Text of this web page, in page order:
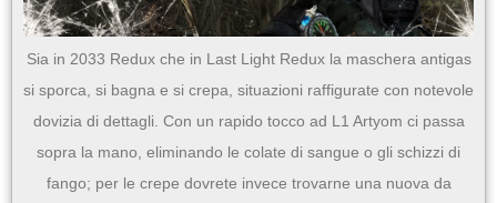
Sia in 2033 Redux che in Last Light Redux la maschera antigas
si sporca, si bagna e si crepa, situazioni raffigurate con notevole
dovizia di dettagli. Con un rapido tocco ad L1 Artyom ci passa
sopra la mano, eliminando le colate di sangue o gli schizzi di
fango; per le crepe dovrete invece trovarne una nuova da